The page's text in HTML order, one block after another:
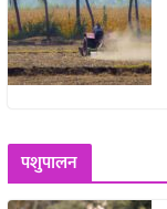
पशुपालन